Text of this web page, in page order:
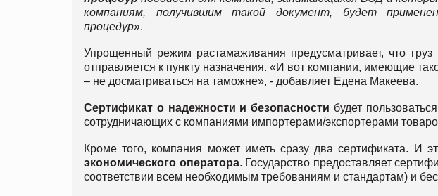
компаниям, получившим такой документ, будет
процедур».
Упрощенный режим растамаживания предусматривает, что
отправляется к пункту назначения. «И вот компании, имеющие
– не досматриваться на таможне», - добавляет Едена Макеева.
Сертификат о надежности и безопасности будет
сотрудничающих с компаниями импортерами/экспортерами
Кроме того, компания может иметь сразу два сертификата. И
экономического оператора. Государство предоставляет
соответствии всем необходимым требованиям и стандартам) и